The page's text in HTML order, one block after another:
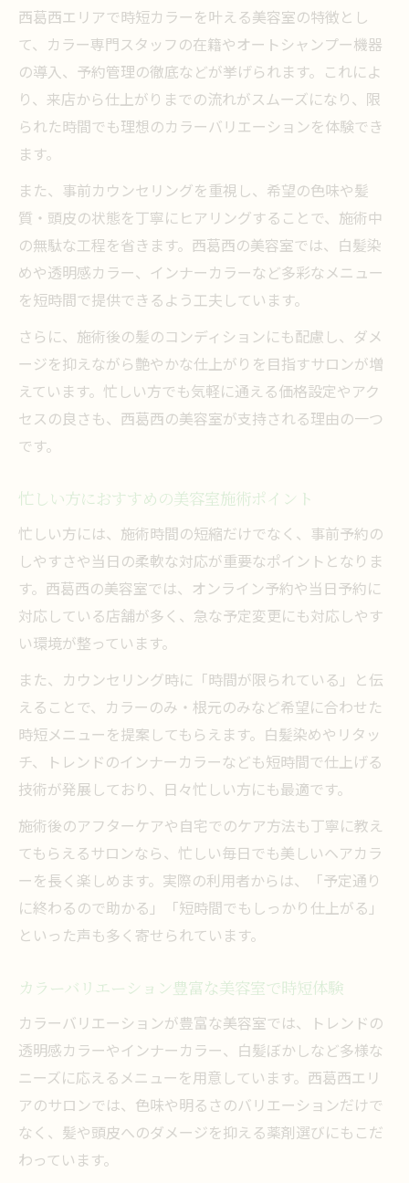
西葛西エリアで時短カラーを叶える美容室の特徴とし
て、カラー専門スタッフの在籍やオートシャンプー機器
の導入、予約管理の徹底などが挙げられます。これによ
り、来店から仕上がりまでの流れがスムーズになり、限
られた時間でも理想のカラーバリエーションを体験でき
ます。
また、事前カウンセリングを重視し、希望の色味や髪
質・頭皮の状態を丁寧にヒアリングすることで、施術中
の無駄な工程を省きます。西葛西の美容室では、白髪染
めや透明感カラー、インナーカラーなど多彩なメニュー
を短時間で提供できるよう工夫しています。
さらに、施術後の髪のコンディションにも配慮し、ダメ
ージを抑えながら艶やかな仕上がりを目指すサロンが増
えています。忙しい方でも気軽に通える価格設定やアク
セスの良さも、西葛西の美容室が支持される理由の一つ
です。
忙しい方におすすめの美容室施術ポイント
忙しい方には、施術時間の短縮だけでなく、事前予約の
しやすさや当日の柔軟な対応が重要なポイントとなりま
す。西葛西の美容室では、オンライン予約や当日予約に
対応している店舗が多く、急な予定変更にも対応しやす
い環境が整っています。
また、カウンセリング時に「時間が限られている」と伝
えることで、カラーのみ・根元のみなど希望に合わせた
時短メニューを提案してもらえます。白髪染めやリタッ
チ、トレンドのインナーカラーなども短時間で仕上げる
技術が発展しており、日々忙しい方にも最適です。
施術後のアフターケアや自宅でのケア方法も丁寧に教え
てもらえるサロンなら、忙しい毎日でも美しいヘアカラ
ーを長く楽しめます。実際の利用者からは、「予定通り
に終わるので助かる」「短時間でもしっかり仕上がる」
といった声も多く寄せられています。
カラーバリエーション豊富な美容室で時短体験
カラーバリエーションが豊富な美容室では、トレンドの
透明感カラーやインナーカラー、白髪ぼかしなど多様な
ニーズに応えるメニューを用意しています。西葛西エリ
アのサロンでは、色味や明るさのバリエーションだけで
なく、髪や頭皮へのダメージを抑える薬剤選びにもこだ
わっています。